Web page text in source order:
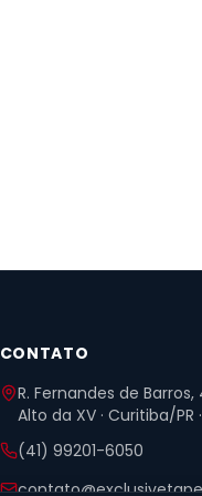
CONTATO
R. Fernandes de Barros,
Alto da XV · Curitiba/
(41) 99201-6050